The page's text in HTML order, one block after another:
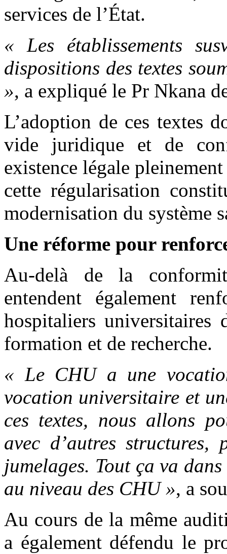
services de l’État.
« Les établissements
dispositions des textes
», a expliqué le Pr Nkana
L’adoption de ces textes
vide juridique et de
existence légale
cette régularisation
modernisation du système
Une réforme pour
Au-delà de la
entendent également
hospitaliers universitaires
formation et de recherche.
« Le CHU a une
vocation universitaire et
ces textes, nous allons
avec d’autres structures,
jumelages. Tout ça va
au niveau des CHU », a
Au cours de la même
a également défendu le